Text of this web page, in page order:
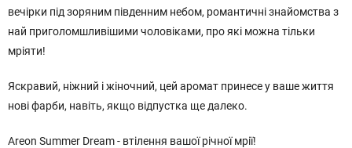
вечірки під зоряним південним небом, романтичні знайомства з
най приголомшливішими чоловіками, про які можна тільки
мріяти!
Яскравий, ніжний і жіночний, цей аромат принесе у ваше життя
нові фарби, навіть, якщо відпустка ще далеко.
Areon Summer Dream - втілення вашої річної мрії!